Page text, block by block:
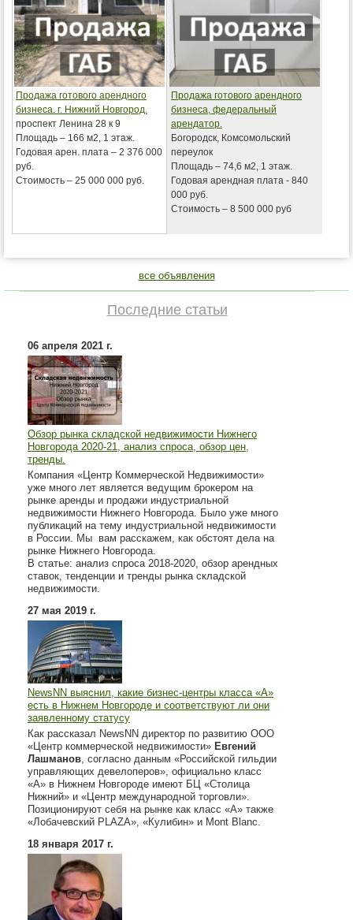
Продажа готового арендного
бизнеса. г. Нижний Новгород.
проспект Ленина 28 к 9
Площадь – 166 м2, 1 этаж.
Годовая арен. плата – 2 376 000
руб.
Стоимость – 25 000 000 руб.
Продажа готового арендного
бизнеса, федеральный
арендатор.
Богородск, Комсомольский
переулок
Площадь – 74,6 м2, 1 этаж.
Годовая арендная плата - 840
000 руб.
Стоимость – 8 500 000 руб
все объявления
Последние статьи
06 апреля 2021 г.
Обзор рынка складской недвижимости Нижнего
Новгорода 2020-21, анализ спроса, обзор цен,
тренды.
Компания «Центр Коммерческой Недвижимости»
уже много лет является ведущим брокером на
рынке аренды и продажи индустриальной
недвижимости Нижнего Новгорода. Было уже много
публикаций на тему индустриальной недвижимости
в России. Мы вам расскажем, как обстоят дела на
рынке Нижнего Новгорода.
В статье: анализ спроса 2018-2020, обзор арендных
ставок, тенденции и тренды рынка складской
недвижимости.
27 мая 2019 г.
NewsNN выяснил, какие бизнес-центры класса «А»
есть в Нижнем Новгороде и соответствуют ли они
заявленному статусу
Как рассказал NewsNN директор по развитию ООО
«Центр коммерческой недвижимости» Евгений
Лашманов, согласно данным «Российской гильдии
управляющих девелоперов», официально класс
«А» в Нижнем Новгороде имеют БЦ «Столица
Нижний» и «Центр международной торговли».
Позиционируют себя на рынке как класс «А» также
«Лобачевский PLAZA», «Кулибин» и Mont Blanc.
18 января 2017 г.